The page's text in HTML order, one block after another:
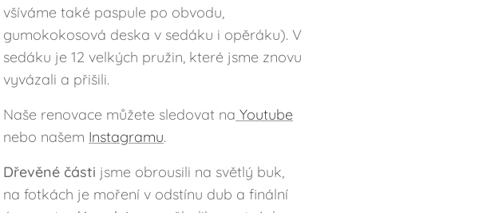
všíváme také paspule po obvodu,
gumokokosová deska v sedáku i opěráku). V
sedáku je 12 velkých pružin, které jsme znovu
vyvázali a přišili.
Naše renovace můžete sledovat na Youtube
nebo našem Instagramu.
Dřevěné části jsme obrousili na světlý buk,
na fotkách je moření v odstínu dub a finální